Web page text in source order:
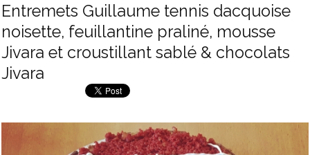
Entremets Guillaume tennis dacquoise
noisette, feuillantine praliné, mousse
Jivara et croustillant sablé & chocolats
Jivara